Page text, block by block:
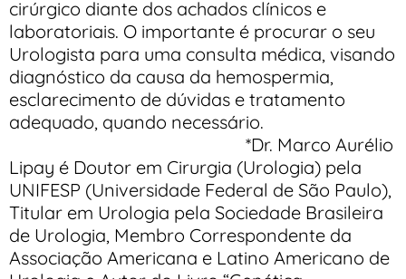
cirúrgico diante dos achados clínicos e
laboratoriais. O importante é procurar o seu
Urologista para uma consulta médica, visando
diagnóstico da causa da hemospermia,
esclarecimento de dúvidas e tratamento
adequado, quando necessário.
*Dr. Marco Aurélio
Lipay é Doutor em Cirurgia (Urologia) pela
UNIFESP (Universidade Federal de São Paulo),
Titular em Urologia pela Sociedade Brasileira
de Urologia, Membro Correspondente da
Associação Americana e Latino Americano de